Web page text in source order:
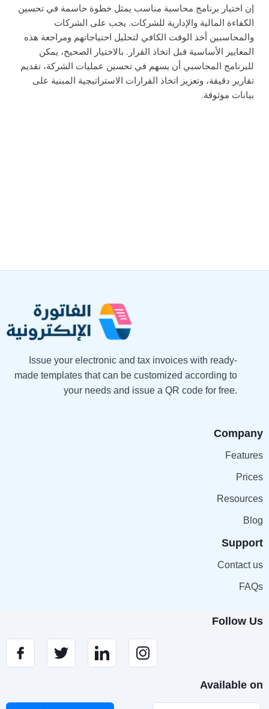
إن اختيار برنامج محاسبة مناسب يمثل خطوة حاسمة في تحسين
الكفاءة المالية والإدارية للشركات. يجب على الشركات
والمحاسبين أخذ الوقت الكافي لتحليل احتياجاتهم ومراجعة هذه
المعايير الأساسية قبل اتخاذ القرار. بالاختيار الصحيح، يمكن
للبرنامج المحاسبي أن يسهم في تحسين عمليات الشركة، تقديم
تقارير دقيقة، وتعزيز اتخاذ القرارات الاستراتيجية المبنية على
بيانات موثوقة.
Issue your electronic and tax invoices with ready-
made templates that can be customized according to
your needs and issue a QR code for free.
Company
Features
Prices
Resources
Blog
Support
Contact us
FAQs
Follow Us
Available on